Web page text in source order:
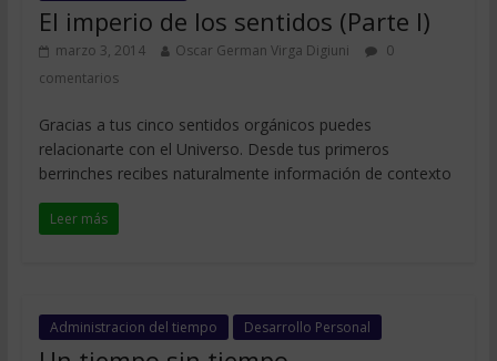
El imperio de los sentidos (Parte I)
marzo 3, 2014 Oscar German Virga Digiuni
0
comentarios
Gracias a tus cinco sentidos orgánicos puedes
relacionarte con el Universo. Desde tus primeros
berrinches recibes naturalmente información de contexto
Leer más
Administracion del tiempo Desarrollo Personal